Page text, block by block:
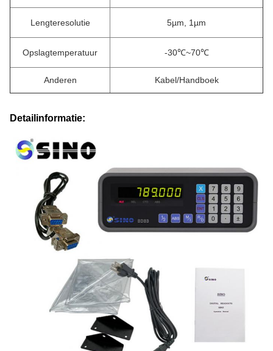
Lengteresolutie 5µm, 1µm
Opslagtemperatuur -30℃~70℃
Anderen Kabel/Handboek
Detailinformatie: